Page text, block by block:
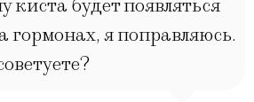
киста будет появляться
гормонах, я поправляюсь.